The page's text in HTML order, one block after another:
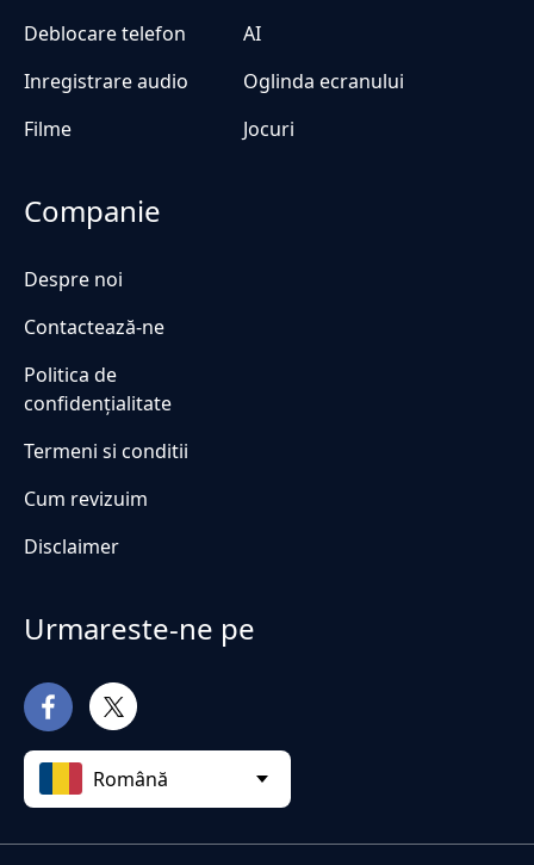
Deblocare telefon
AI
Inregistrare audio
Oglinda ecranului
Filme
Jocuri
Companie
Despre noi
Contactează-ne
Politica de
confidențialitate
Termeni si conditii
Cum revizuim
Disclaimer
Urmareste-ne pe
Română